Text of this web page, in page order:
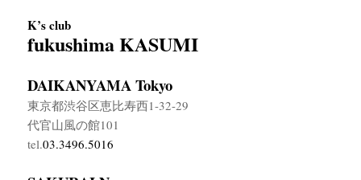
K’s club
fukushima KASUMI
DAIKANYAMA Tokyo
東京都渋谷区恵比寿西1-32-29
代官山風の館101
tel.03.3496.5016